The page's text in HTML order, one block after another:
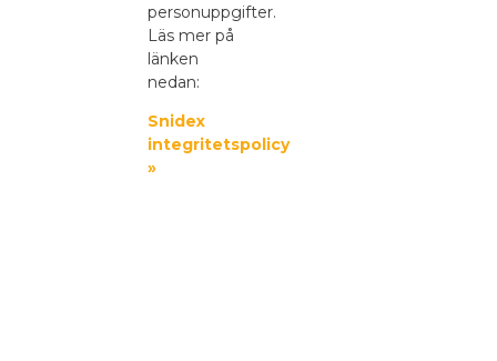
personuppgifter.
Läs mer på
länken
nedan:
Snidex
integritetspolicy
»